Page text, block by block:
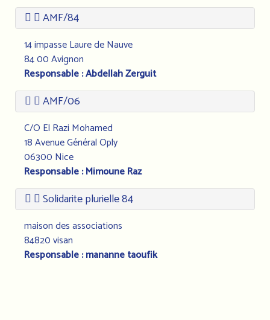
AMF/84
14 impasse Laure de Nauve
84 00 Avignon
Responsable : Abdellah Zerguit
AMF/06
C/O El Razi Mohamed
18 Avenue Général Oply
06300 Nice
Responsable : Mimoune Raz
Solidarite plurielle 84
maison des associations
84820 visan
Responsable : mananne taoufik